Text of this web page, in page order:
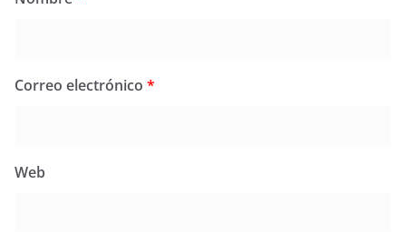
Correo electrónico *
Web